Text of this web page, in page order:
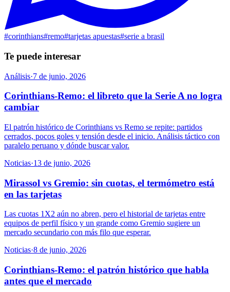
#corinthians#remo#tarjetas apuestas#serie a brasil
Te puede interesar
Análisis·7 de junio, 2026
Corinthians-Remo: el libreto que la Serie A no logra
cambiar
El patrón histórico de Corinthians vs Remo se repite: partidos
cerrados, pocos goles y tensión desde el inicio. Análisis táctico con
paralelo peruano y dónde buscar valor.
Noticias·13 de junio, 2026
Mirassol vs Gremio: sin cuotas, el termómetro está
en las tarjetas
Las cuotas 1X2 aún no abren, pero el historial de tarjetas entre
equipos de perfil físico y un grande como Gremio sugiere un
mercado secundario con más filo que esperar.
Noticias·8 de junio, 2026
Corinthians-Remo: el patrón histórico que habla
antes que el mercado